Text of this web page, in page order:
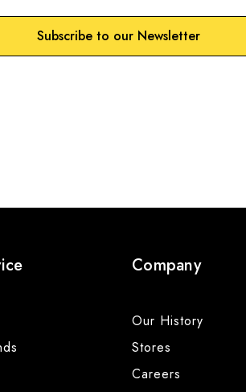
Subscribe to our Newsletter
Company
Our History
Stores
Careers